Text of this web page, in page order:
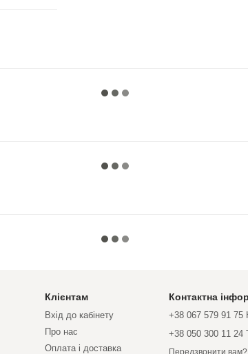
Клієнтам
Вхід до кабінету
Про нас
Оплата і доставка
Контактна
+38 067 579 91 75
+38 050 300 11 24